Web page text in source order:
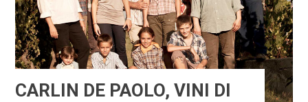
CARLIN DE PAOLO, VINI DI